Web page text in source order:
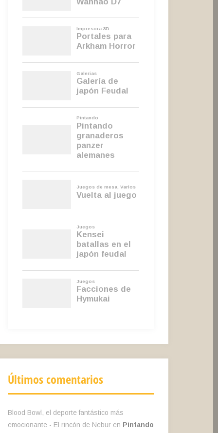
Últimos comentarios
Blood Bowl, el deporte fantástico más
emocionante - El rincón de Nebur en Pintando